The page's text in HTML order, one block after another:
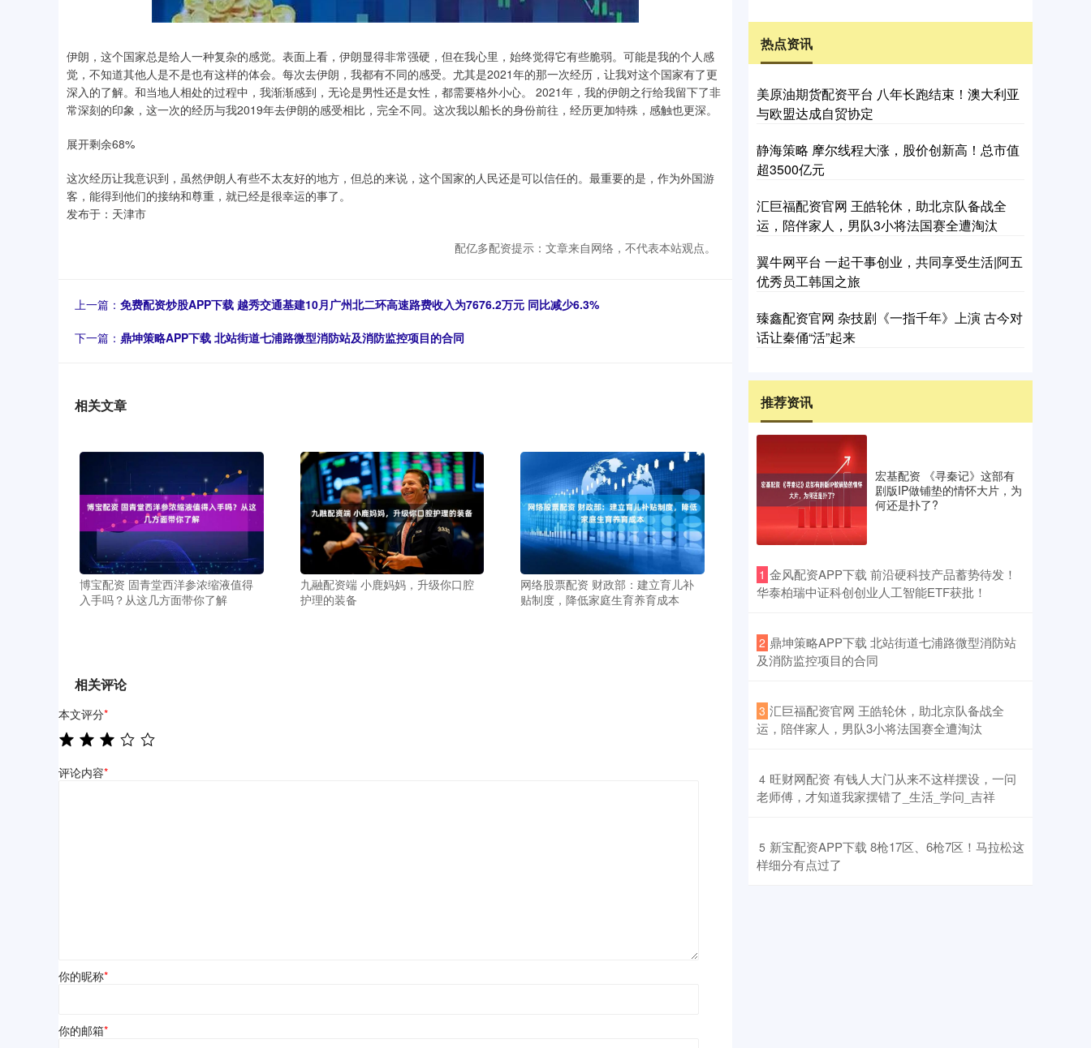
伊朗，这个国家总是给人一种复杂的感觉。表面上看，伊朗显得非常强硬，但在我心里，始终觉得它有些脆弱。可能是我的个人感
觉，不知道其他人是不是也有这样的体会。每次去伊朗，我都有不同的感受。尤其是2021年的那一次经历，让我对这个国家有了更
深入的了解。和当地人相处的过程中，我渐渐感到，无论是男性还是女性，都需要格外小心。 2021年，我的伊朗之行给我留下了非
常深刻的印象，这一次的经历与我2019年去伊朗的感受相比，完全不同。这次我以船长的身份前往，经历更加特殊，感触也更深。
展开剩余68%
这次经历让我意识到，虽然伊朗人有些不太友好的地方，但总的来说，这个国家的人民还是可以信任的。最重要的是，作为外国游
客，能得到他们的接纳和尊重，就已经是很幸运的事了。
发布于：天津市
配亿多配资提示：文章来自网络，不代表本站观点。
上一篇： 免费配资炒股APP下载 越秀交通基建10月广州北二环高速路费收入为7676.2万元 同比减少6.3%
下一篇： 鼎坤策略APP下载 北站街道七浦路微型消防站及消防监控项目的合同
相关文章
博宝配资 固青堂西洋参浓缩液值得
入手吗？从这几方面带你了解
九融配资端 小鹿妈妈，升级你口腔
护理的装备
网络股票配资 财政部：建立育儿补
贴制度，降低家庭生育养育成本
相关评论
本文评分*
评论内容*
你的昵称*
你的邮箱*
热点资讯
美原油期货配资平台 八年长跑结束！澳大利亚
与欧盟达成自贸协定
静海策略 摩尔线程大涨，股价创新高！总市值
超3500亿元
汇巨福配资官网 王皓轮休，助北京队备战全
运，陪伴家人，男队3小将法国赛全遭淘汰
翼牛网平台 一起干事创业，共同享受生活|阿五
优秀员工韩国之旅
臻鑫配资官网 杂技剧《一指千年》上演 古今对
话让秦俑“活”起来
推荐资讯
宏基配资 《寻秦记》这部有
剧版IP做铺垫的情怀大片，为
何还是扑了?
1 ​金风配资APP下载 前沿硬科技产品蓄势待发！
华泰柏瑞中证科创创业人工智能ETF获批！
2 ​鼎坤策略APP下载 北站街道七浦路微型消防站
及消防监控项目的合同
3 ​汇巨福配资官网 王皓轮休，助北京队备战全
运，陪伴家人，男队3小将法国赛全遭淘汰
4 ​旺财网配资 有钱人大门从来不这样摆设，一问
老师傅，才知道我家摆错了_生活_学问_吉祥
5 ​新宝配资APP下载 8枪17区、6枪7区！马拉松这
样细分有点过了